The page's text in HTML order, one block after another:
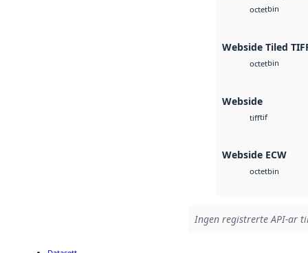
octetbin
Webside Tiled
octetbin
Webside
tifftif
Webside ECW
octetbin
Ingen registrerte API-ar